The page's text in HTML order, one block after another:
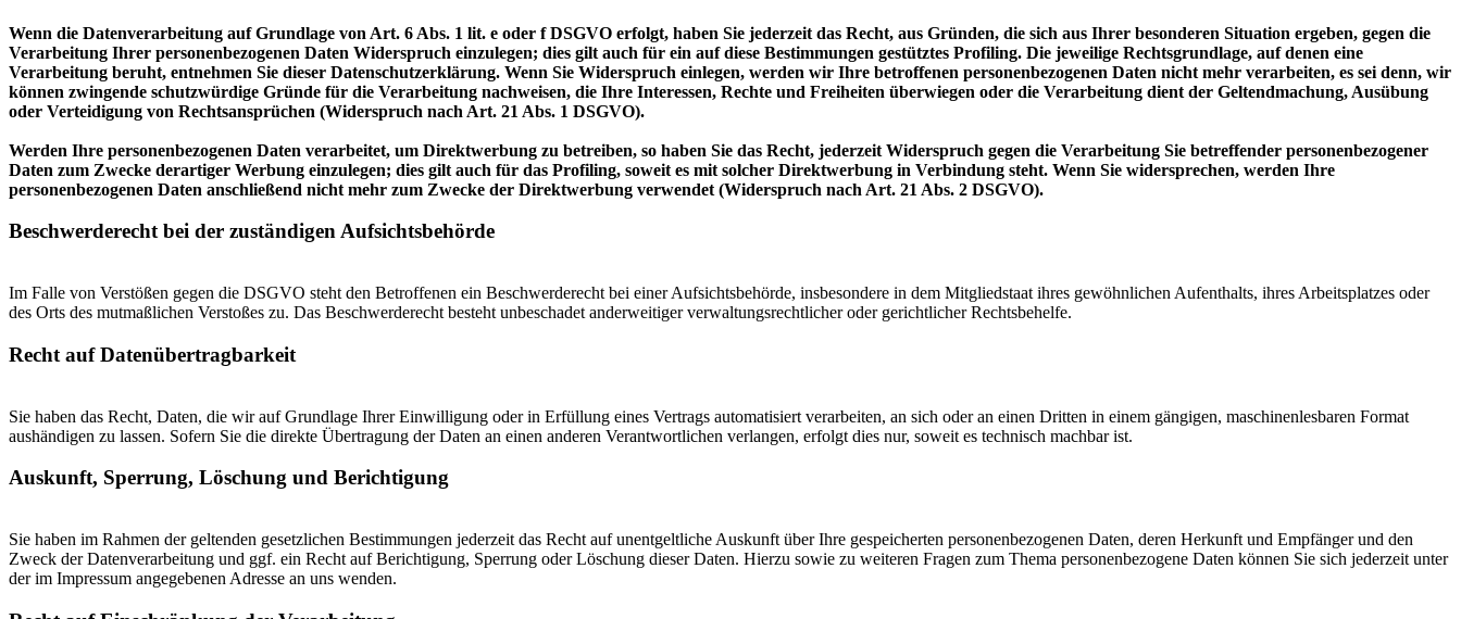
Wenn die Datenverarbeitung auf Grundlage von Art. 6 Abs. 1 lit. e oder f DSGVO erfolgt, haben Sie jederzeit das Recht, aus Gründen, die sich aus Ihrer besonderen Situation ergeben, gegen die
Verarbeitung Ihrer personenbezogenen Daten Widerspruch einzulegen; dies gilt auch für ein auf diese Bestimmungen gestütztes Profiling. Die jeweilige Rechtsgrundlage, auf denen eine
Verarbeitung beruht, entnehmen Sie dieser Datenschutzerklärung. Wenn Sie Widerspruch einlegen, werden wir Ihre betroffenen personenbezogenen Daten nicht mehr verarbeiten, es sei denn, wir
können zwingende schutzwürdige Gründe für die Verarbeitung nachweisen, die Ihre Interessen, Rechte und Freiheiten überwiegen oder die Verarbeitung dient der Geltendmachung, Ausübung
oder Verteidigung von Rechtsansprüchen (Widerspruch nach Art. 21 Abs. 1 DSGVO).
Werden Ihre personenbezogenen Daten verarbeitet, um Direktwerbung zu betreiben, so haben Sie das Recht, jederzeit Widerspruch gegen die Verarbeitung Sie betreffender personenbezogener
Daten zum Zwecke derartiger Werbung einzulegen; dies gilt auch für das Profiling, soweit es mit solcher Direktwerbung in Verbindung steht. Wenn Sie widersprechen, werden Ihre
personenbezogenen Daten anschließend nicht mehr zum Zwecke der Direktwerbung verwendet (Widerspruch nach Art. 21 Abs. 2 DSGVO).
Beschwerderecht bei der zuständigen Aufsichtsbehörde
Im Falle von Verstößen gegen die DSGVO steht den Betroffenen ein Beschwerderecht bei einer Aufsichtsbehörde, insbesondere in dem Mitgliedstaat ihres gewöhnlichen Aufenthalts, ihres Arbeitsplatzes oder
des Orts des mutmaßlichen Verstoßes zu. Das Beschwerderecht besteht unbeschadet anderweitiger verwaltungsrechtlicher oder gerichtlicher Rechtsbehelfe.
Recht auf Datenübertragbarkeit
Sie haben das Recht, Daten, die wir auf Grundlage Ihrer Einwilligung oder in Erfüllung eines Vertrags automatisiert verarbeiten, an sich oder an einen Dritten in einem gängigen, maschinenlesbaren Format
aushändigen zu lassen. Sofern Sie die direkte Übertragung der Daten an einen anderen Verantwortlichen verlangen, erfolgt dies nur, soweit es technisch machbar ist.
Auskunft, Sperrung, Löschung und Berichtigung
Sie haben im Rahmen der geltenden gesetzlichen Bestimmungen jederzeit das Recht auf unentgeltliche Auskunft über Ihre gespeicherten personenbezogenen Daten, deren Herkunft und Empfänger und den
Zweck der Datenverarbeitung und ggf. ein Recht auf Berichtigung, Sperrung oder Löschung dieser Daten. Hierzu sowie zu weiteren Fragen zum Thema personenbezogene Daten können Sie sich jederzeit unter
der im Impressum angegebenen Adresse an uns wenden.